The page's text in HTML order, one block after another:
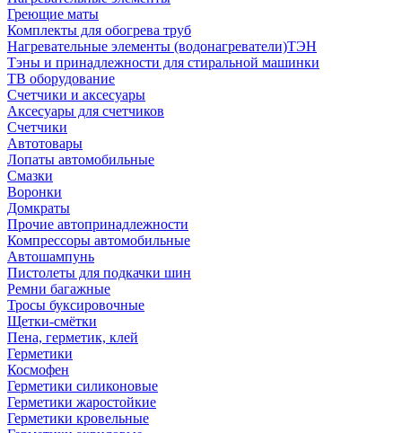
Греющие маты
Комплекты для обогрева труб
Нагревательные элементы (водонагреватели)ТЭН
Тэны и принадлежности для стиральной машинки
ТВ оборудование
Счетчики и аксесуары
Аксесуары для счетчиков
Счетчики
Автотовары
Лопаты автомобильные
Смазки
Воронки
Домкраты
Прочие автопринадлежности
Компрессоры автомобильные
Автошампунь
Пистолеты для подкачки шин
Ремни багажные
Тросы буксировочные
Щетки-смётки
Пена, герметик, клей
Герметики
Космофен
Герметики силиконовые
Герметики жаростойкие
Герметики кровельные